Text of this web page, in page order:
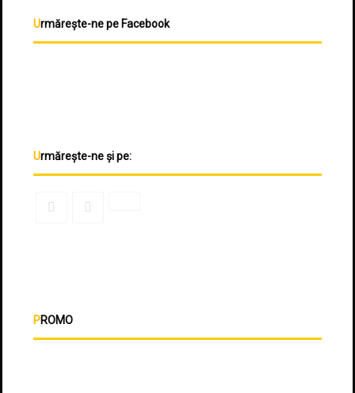
Urmărește-ne pe Facebook
Urmărește-ne și pe:
PROMO